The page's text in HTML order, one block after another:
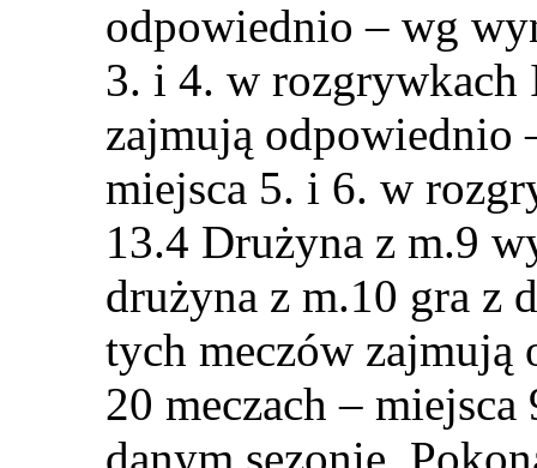
odpowiednio – wg
3. i 4. w rozgrywkach
zajmują odpowiednio
miejsca 5. i 6. w
Drużyna z m.9
drużyna z m.10 gra z
tych meczów
20 meczach –